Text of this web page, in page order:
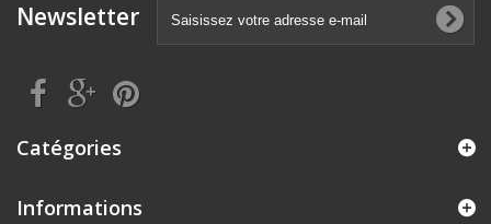
Newsletter
Catégories
Informations